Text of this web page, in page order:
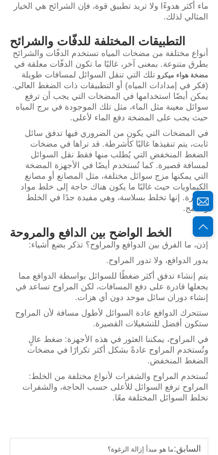
ماء أكثر هدوءًا ولا تريد تطبيق قوة، فإن الشرائح هي الخيار
المثالي لذلك.
التطبيقات المختلفة للدفّات والشرائح
أنواع مختلفة من مضخات المياه تستخدم الدفّات والشرائح
بطرق متنوعة. بمعنى آخر، غالبًا ما تكون الدفّات معلقة في
مضخة هواء ميكرو تلك التي تنقل السوائل لمسافات طويلة
(فكر في إمدادات المياه) أو التطبيقات ذات الضغط العالي.
يمكن أيضًا استخدامها في المضخات التي يجب أن ترفع
سوائل معينة مثل الماء، مثل تلك الموجودة في برج المياه
حيث يجب على المضخة دفع الماء لأعلى.
في المضخات التي يكون من الضروري فيها تدفق سائل
ثابت، يتم تنفيذها غالبًا كأشرطة. قد تراها في مضخات
الضغط المنخفض التي يُطلب منها فقط نقل السوائل
لمسافة قصيرة. كما تُستخدم أيضًا في الأجهزة المضخة
التي يمكنها مزج سوائل مختلفة، مثل المصانع أو مصانع
الكيماويات حيث غالبًا ما يكون هناك حاجة إلى خلط مواد
خطيرة. إنها تخلط بسلاسة، وهي مفيدة جدًا في الخلط
والدمج.
الخط الواضح بين الدافع والمروحة
إذن، ما الفرق بين الدوافع والمراوح؟ تذكر بضع أشياء:
يدور الدوافع، ولا تدور المراوح.
يتم إنشاء تدفق أكثر ضغطًا للسوائل بواسطة الدوافع مما
يجعلها قادرة على دفع المسافات، لكن المراوح تساعد في
إنشاء دوران سائل موحد دون أي هزات.
ستتحرك الدوافع عادة السوائل لأطول مسافة لأن المراوح
ستكون أفضل للتشغيلات القصيرة.
في المراوح، يمكننا العثور في هذه الأجهزة: ضغط عالٍ
وتُستخدم المراوح عادةً بشكل أكثر تكرارًا في مضخات
الضغط المنخفض.
تُستخدم المراوح والشفرات لأنواع مختلفة من الخلط:
المراوح ترفع السوائل للأعلى حسب الحاجة، والشفرات
تخلط السوائل المختلفة معًا.
السابق:ما هو مبدأ إزالة الرغوة؟